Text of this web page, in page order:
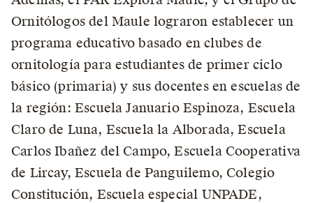
Ornitólogos del Maule lograron establecer un
programa educativo basado en clubes de
ornitología para estudiantes de primer ciclo
básico (primaria) y sus docentes en escuelas de
la región: Escuela Januario Espinoza, Escuela
Claro de Luna, Escuela la Alborada, Escuela
Carlos Ibañez del Campo, Escuela Cooperativa
de Lircay, Escuela de Panguilemo, Colegio
Constitución, Escuela especial UNPADE,